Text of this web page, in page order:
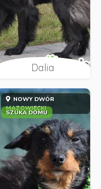
Dalia
NOWY DWÓR
MAZOWIECKI
SZUKA DOMU